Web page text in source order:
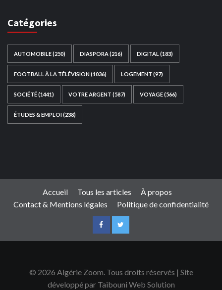
Catégories
AUTOMOBILE(250) DIASPORA (216) DIGITAL (183)
FOOTBALL À LA TÉLÉVISION(1036) LOGEMENT (97)
SOCIÉTÉ(1441) VOTRE ARGENT (587) VOYAGE(566)
ÉTUDES & EMPLOI(238)
Accueil Tous les articles
À propos
Contact & Mentions légales
Politique de confidentialité
© 2026 Algérie Zoom. Tous droits réservés | Site
développé par Taibouni Web Solution